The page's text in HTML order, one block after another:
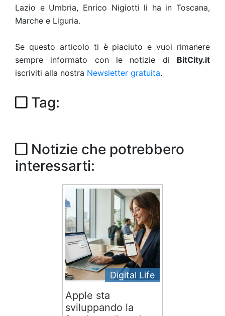
Lazio e Umbria, Enrico Nigiotti li ha in Toscana,
Marche e Liguria.
Se questo articolo ti è piaciuto e vuoi rimanere
sempre informato con le notizie di BitCity.it
iscriviti alla nostra Newsletter gratuita.
Tag:
Notizie che potrebbero
interessarti:
Digital Life
Apple sta
sviluppando la